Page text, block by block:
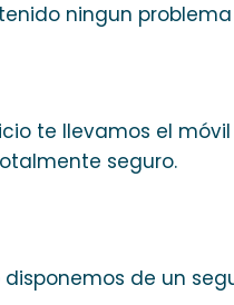
ningun
te llevamos el
seguro.
de un